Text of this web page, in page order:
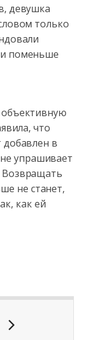
девушка
только
и поменьше
объективную
что
добавлен в
упрашивает
Возвращать
не станет,
как ей